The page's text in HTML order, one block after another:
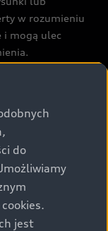
w rozumieniu
i mogą ulec
oraz art.
podatek
zmian w
detale
do
jest